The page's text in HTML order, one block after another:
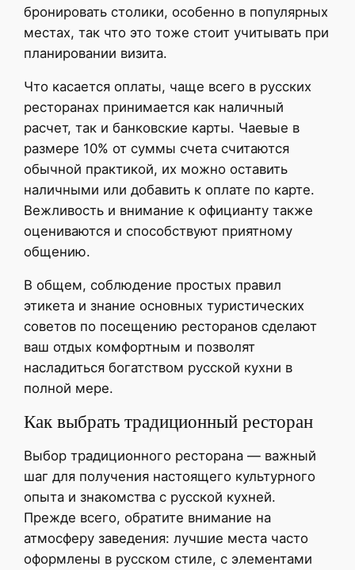
бронировать столики, особенно в популярных
местах, так что это тоже стоит учитывать при
планировании визита.
Что касается оплаты, чаще всего в русских
ресторанах принимается как наличный
расчет, так и банковские карты. Чаевые в
размере 10% от суммы счета считаются
обычной практикой, их можно оставить
наличными или добавить к оплате по карте.
Вежливость и внимание к официанту также
оцениваются и способствуют приятному
общению.
В общем, соблюдение простых правил
этикета и знание основных туристических
советов по посещению ресторанов сделают
ваш отдых комфортным и позволят
насладиться богатством русской кухни в
полной мере.
Как выбрать традиционный ресторан
Выбор традиционного ресторана — важный
шаг для получения настоящего культурного
опыта и знакомства с русской кухней.
Прежде всего, обратите внимание на
атмосферу заведения: лучшие места часто
оформлены в русском стиле, с элементами